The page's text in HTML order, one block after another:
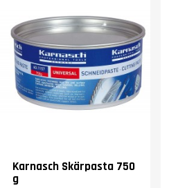
Karnasch Skärpasta 750
g